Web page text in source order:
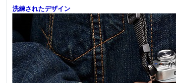
洗練されたデザイン